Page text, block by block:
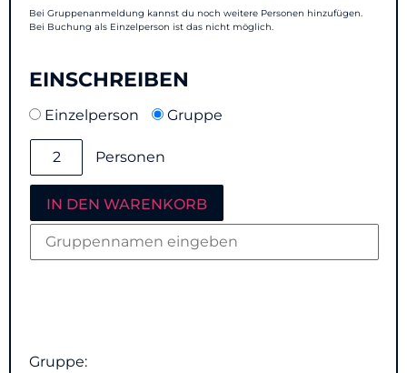
Bei Gruppenanmeldung kannst du noch weitere Personen hinzufügen.
Bei Buchung als Einzelperson ist das nicht möglich.
EINSCHREIBEN
Einzelperson Gruppe
Personen
IN DEN WARENKORB
Gruppe: